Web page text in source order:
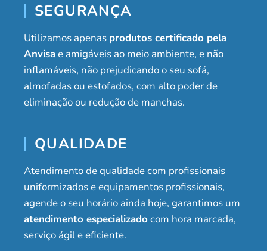
SEGURANÇA
Utilizamos apenas produtos certificado pela
Anvisae amigáveis ao meio ambiente, e não
inflamáveis, não prejudicando o seu sofá,
almofadas ou estofados, com alto poder de
eliminação ou redução de manchas.
QUALIDADE
Atendimento de qualidade com profissionais
uniformizados e equipamentos profissionais,
agende o seu horário ainda hoje, garantimos um
atendimento especializado com hora marcada,
serviço ágil e eficiente.